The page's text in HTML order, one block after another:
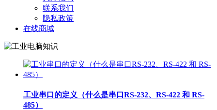
联系我们
隐私政策
在线商城
工业串口的定义（什么是串口RS-232、RS-422 和 RS-
485）